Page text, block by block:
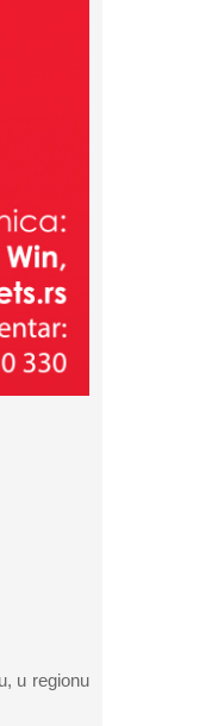
u regionu